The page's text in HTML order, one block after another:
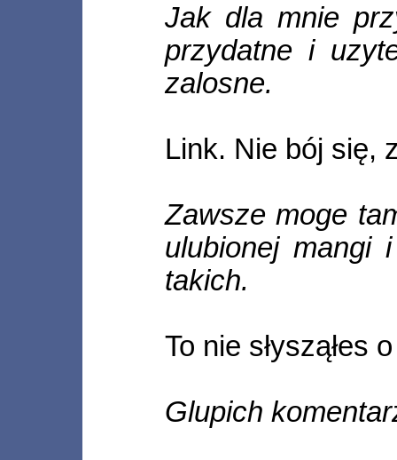
Jak dla mnie
przydatne i
zalosne.
Link. Nie bój się,
Zawsze moge
ulubionej mangi
takich.
To nie słysząłes
Glupich